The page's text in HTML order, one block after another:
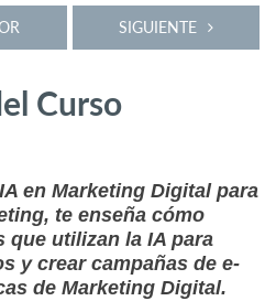
SIGUIENTE
Curso
en Marketing Digital para
te enseña cómo
que utilizan la IA para
y crear campañas de e-
de Marketing Digital.